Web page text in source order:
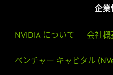
企業
NVIDIA について 会社概
ベンチャー キャピタル